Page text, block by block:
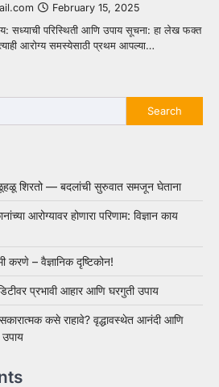
February 15, 2025
सध्याची परिस्थिती आणि उपाय सूचना: हा लेख फक्त
आरोग्य समस्येसाठी प्रथम आपल्या…
Search
शिरतो — बदलांची सुरुवात समजून घेताना
आरोग्यावर होणारा परिणाम: विज्ञान काय
– वैज्ञानिक दृष्टिकोन!
प्रभावी आहार आणि घरगुती उपाय
सकारात्मक कसे राहावे? वृद्धावस्थेत आनंदी आणि
उपाय